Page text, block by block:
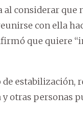
considerar que
con ella
que quiere
de estabilización,
otras personas